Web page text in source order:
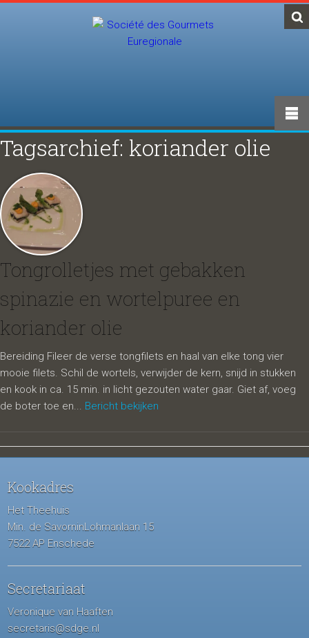
Tagsarchief: koriander olie
Tongrolletjes met gebakken
spinazie en wortelpuree en
koriander olie
Bereiding Fileer de verse tongfilets en haal van elke tong vier
mooie filets. Schil de wortels, verwijder de kern, snijd in stukken
en kook in ca. 15 min. in licht gezouten water gaar. Giet af, voeg
de boter toe en... Bericht bekijken
Kookadres
Het Theehuis
Min. de SavorninLohmanlaan 15
7522 AP Enschede
Secretariaat
Veronique van Haaften
secretaris@sdge.nl